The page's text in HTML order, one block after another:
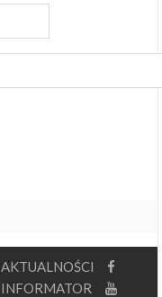
AKTUALNOŚCI
INFORMATOR